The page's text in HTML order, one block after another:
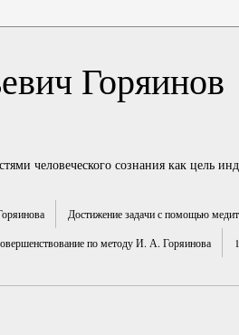
Горяинов
человеческого сознания как цель
Достижение задачи с помощью
по методу И. А. Горяинова